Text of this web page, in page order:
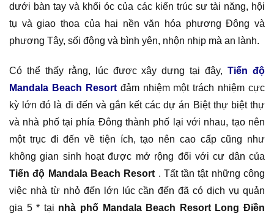
dưới bàn tay và khối óc của các kiến trúc sư tài năng, hội
tụ và giao thoa của hai nền văn hóa phương Đông và
phương Tây, sối động và bình yên, nhộn nhịp mà an lành.
Có thể thấy rằng, lúc được xây dựng tại đây,Tiến độ
Mandala Beach Resortđảm nhiệm một trách nhiệm cực
kỳ lớn đó là đi đến và gắn kết các dự án Biệt thự biệt thự
và nhà phố tại phía Đông thành phố lại với nhau, tạo nên
một trục đi đến về tiện ích, tạo nên cao cấp cũng như
không gian sinh hoạt được mở rộng đối với cư dân của
Tiến độ Mandala Beach Resort . Tất tần tật những công
việc nhà từ nhỏ đến lớn lúc cần đến đã có dịch vụ quản
gia 5 * tại nhà phố Mandala Beach Resort Long Điền